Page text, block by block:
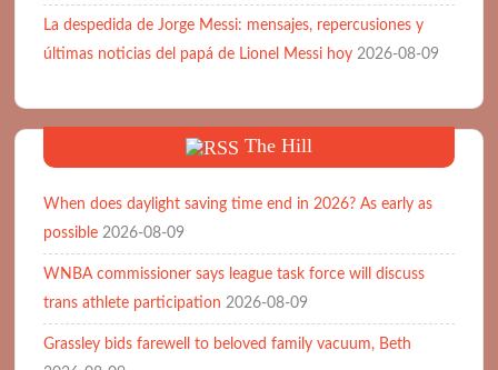
La despedida de Jorge Messi: mensajes, repercusiones y
últimas noticias del papá de Lionel Messi hoy 2026-08-09
The Hill
When does daylight saving time end in 2026? As early as
possible 2026-08-09
WNBA commissioner says league task force will discuss
trans athlete participation 2026-08-09
Grassley bids farewell to beloved family vacuum, Beth